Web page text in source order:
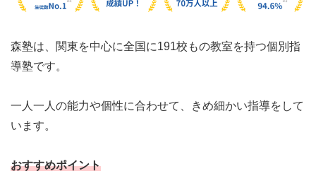
森塾は、関東を中心に全国に191校もの教室を持つ個別指
導塾です。
一人一人の能力や個性に合わせて、きめ細かい指導をして
います。
おすすめポイント